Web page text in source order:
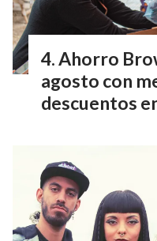
Ahorro
agosto con
descuentos